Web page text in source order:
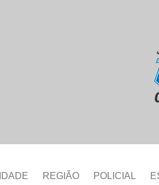
REGIÃO POLICIAL